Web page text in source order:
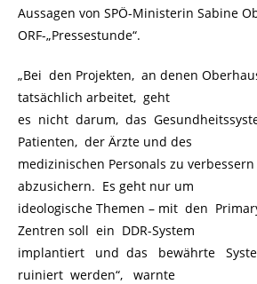
Aussagen von SPÖ-Ministerin Sabine
ORF-„Pressestunde“.
„Bei den Projekten, an denen
tatsächlich arbeitet, geht
es nicht darum, das
Patienten, der Ärzte und des
medizinischen Personals zu
abzusichern. Es geht nur um
ideologische Themen – mit den
Zentren soll ein DDR-System
implantiert und das bewährte
ruiniert werden“, warnte